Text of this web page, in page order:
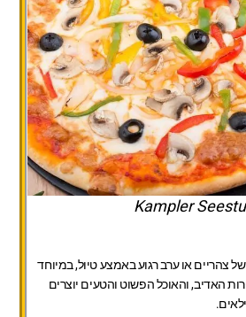
Kampler
צהריים או ערב רגוע באמצע טיול, במיוחד
האדיב, והאוכל הפשוט והטעים יוצרים